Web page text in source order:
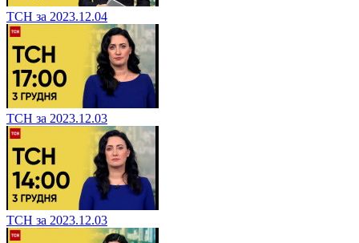
ТСН за 2023.12.04
ТСН за 2023.12.03
ТСН за 2023.12.03